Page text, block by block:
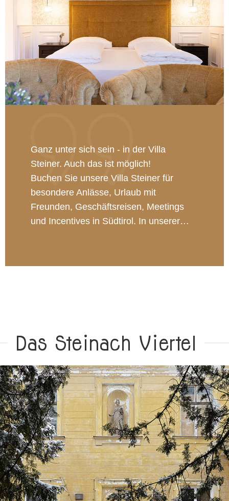
Ganz unter sich sein - in der Villa
Steiner. Auch das ist möglich!
Buchen Sie unsere Villa Steiner für
besondere Anlässe, Urlaub mit
Freunden, Geschäftsreisen, Meetings
und Incentives in Südtirol. In unserer
Bitte rechtzeitig anfragen.